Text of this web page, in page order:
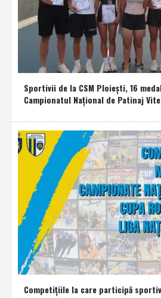
Sportivii de la CSM Ploieşti, 16
Campionatul Naţional de Patinaj
Competiţiile la care participă